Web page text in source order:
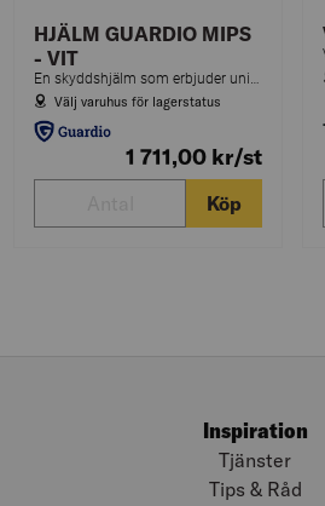
HJÄLM GUARDIO MIPS
- VIT
Välj varuhus för lagerstatus
1 711,00 kr/st
Köp
Inspiration
Tjänster
Tips & Råd